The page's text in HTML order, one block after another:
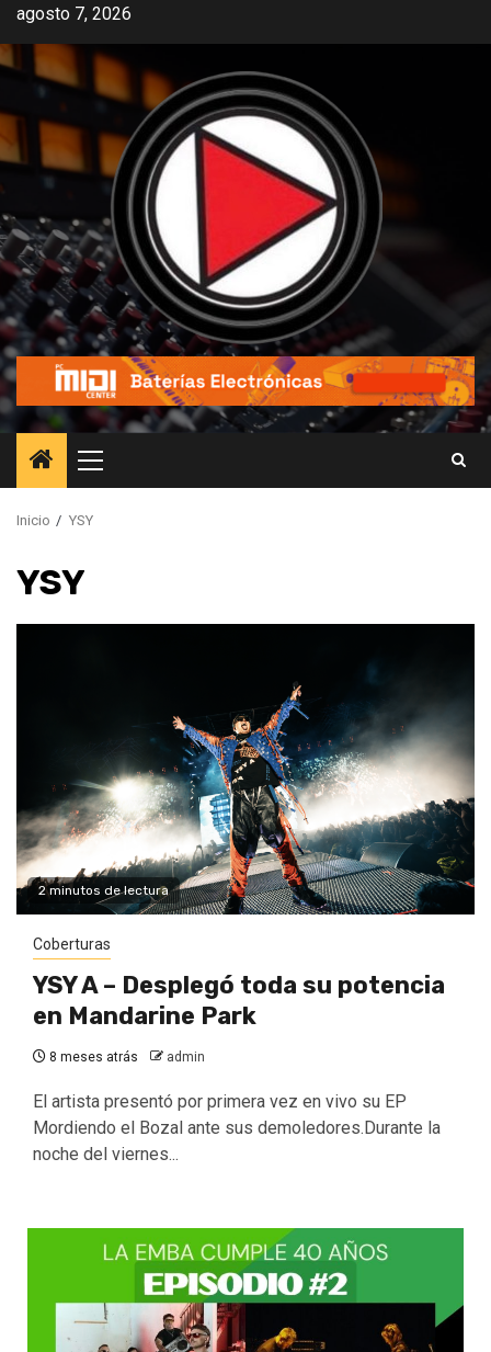
agosto 7, 2026
Inicio YSY
YSY
2 minutos de lectura
Coberturas
YSY A – Desplegó toda su potencia
en Mandarine Park
8 meses atrás admin
El artista presentó por primera vez en vivo su EP
Mordiendo el Bozal ante sus demoledores.Durante la
noche del viernes...